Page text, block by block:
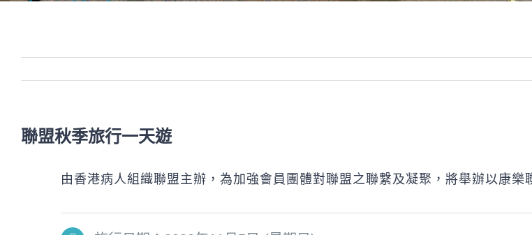
聯盟秋季旅行一天遊
由香港病人組織聯盟主辦，為加強會員團體對聯盟之聯繫及凝聚，將舉辦以康樂